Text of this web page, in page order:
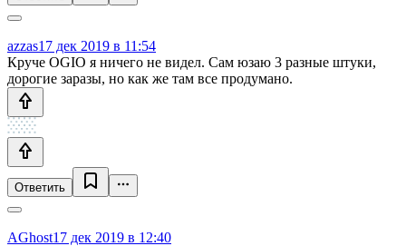
azzas17 дек 2019 в 11:54
Круче OGIO я ничего не видел. Сам юзаю 3 разные штуки,
дорогие заразы, но как же там все продумано.
Ответить
AGhost17 дек 2019 в 12:40